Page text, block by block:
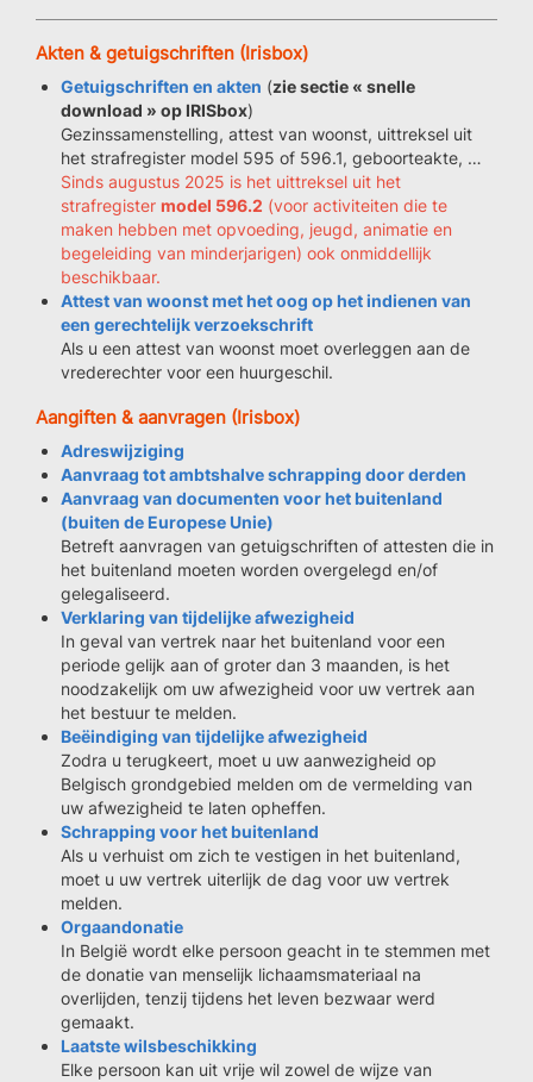
Akten & getuigschriften (Irisbox)
Getuigschriften en akten (zie sectie « snelle
download » op IRISbox)
Gezinssamenstelling, attest van woonst, uittreksel uit
het strafregister model 595 of 596.1, geboorteakte, …
Sinds augustus 2025 is het uittreksel uit het
strafregister model 596.2 (voor activiteiten die te
maken hebben met opvoeding, jeugd, animatie en
begeleiding van minderjarigen) ook onmiddellijk
beschikbaar.
Attest van woonst met het oog op het indienen van
een gerechtelijk verzoekschrift
Als u een attest van woonst moet overleggen aan de
vrederechter voor een huurgeschil.
Aangiften & aanvragen (Irisbox)
Adreswijziging
Aanvraag tot ambtshalve schrapping door derden
Aanvraag van documenten voor het buitenland
(buiten de Europese Unie)
Betreft aanvragen van getuigschriften of attesten die in
het buitenland moeten worden overgelegd en/of
gelegaliseerd.
Verklaring van tijdelijke afwezigheid
In geval van vertrek naar het buitenland voor een
periode gelijk aan of groter dan 3 maanden, is het
noodzakelijk om uw afwezigheid voor uw vertrek aan
het bestuur te melden.
Beëindiging van tijdelijke afwezigheid
Zodra u terugkeert, moet u uw aanwezigheid op
Belgisch grondgebied melden om de vermelding van
uw afwezigheid te laten opheffen.
Schrapping voor het buitenland
Als u verhuist om zich te vestigen in het buitenland,
moet u uw vertrek uiterlijk de dag voor uw vertrek
melden.
Orgaandonatie
In België wordt elke persoon geacht in te stemmen met
de donatie van menselijk lichaamsmateriaal na
overlijden, tenzij tijdens het leven bezwaar werd
gemaakt.
Laatste wilsbeschikking
Elke persoon kan uit vrije wil zowel de wijze van